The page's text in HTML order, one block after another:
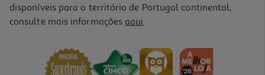
disponíveis para o território de Portugal continental,
consulte mais informações aqui.